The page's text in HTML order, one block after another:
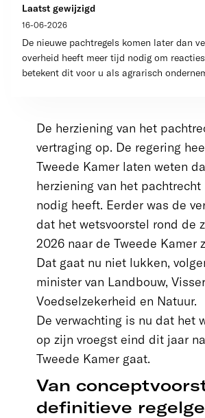
Laatst gewijzigd
16-06-2026
De nieuwe pachtregels komen later dan
overheid heeft meer tijd nodig om
betekent dit voor u als agrarisch
De herziening van het
vertraging op. De regering
Tweede Kamer laten weten
herziening van het
nodig heeft. Eerder was de
dat het wetsvoorstel rond de
2026 naar de Tweede Kamer
Dat gaat nu niet lukken,
minister van Landbouw,
Voedselzekerheid en Natuur.
De verwachting is nu dat het
op zijn vroegst eind dit jaar
Tweede Kamer gaat.
Van
definitieve